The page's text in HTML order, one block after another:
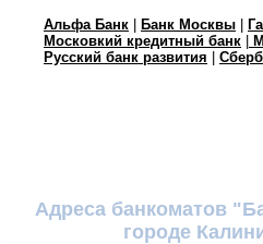
Альфа Банк Банк Москвы
Московкий кредитный банк
Русский банк развития
Адреса банкоматов
городе